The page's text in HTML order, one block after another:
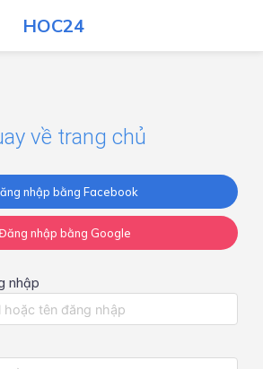
HOC24
HOC24
về trang chủ
nhập bằng Facebook
nhập bằng Google
nhập